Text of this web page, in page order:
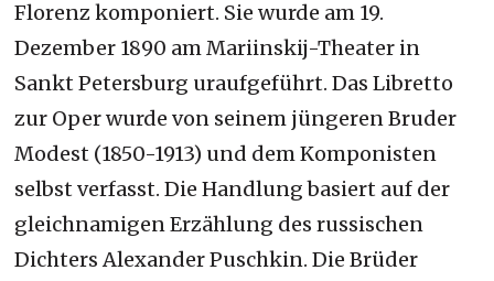
Florenz komponiert. Sie wurde am 19.
Dezember 1890 am Mariinskij-Theater in
Sankt Petersburg uraufgeführt. Das Libretto
zur Oper wurde von seinem jüngeren Bruder
Modest (1850-1913) und dem Komponisten
selbst verfasst. Die Handlung basiert auf der
gleichnamigen Erzählung des russischen
Dichters Alexander Puschkin. Die Brüder